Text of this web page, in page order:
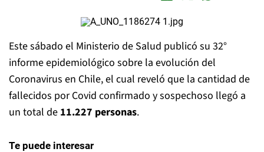
Este sábado el Ministerio de Salud publicó su 32°
informe epidemiológico sobre la evolución del
Coronavirus en Chile, el cual reveló que la cantidad de
fallecidos por Covid confirmado y sospechoso llegó a
un total de 11.227 personas.
Te puede interesar